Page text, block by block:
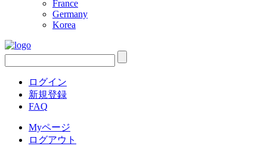
France
Germany
Korea
ログイン
新規登録
FAQ
Myページ
ログアウト